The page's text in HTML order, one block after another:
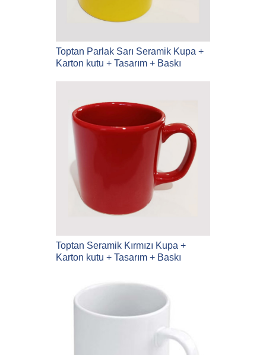
Toptan Parlak Sarı Seramik Kupa +
Karton kutu + Tasarım + Baskı
Toptan Seramik Kırmızı Kupa +
Karton kutu + Tasarım + Baskı